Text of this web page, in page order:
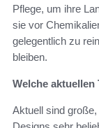
Pflege, um ihre
sie vor
gelegentlich zu
bleiben.
Welche
Aktuell sind